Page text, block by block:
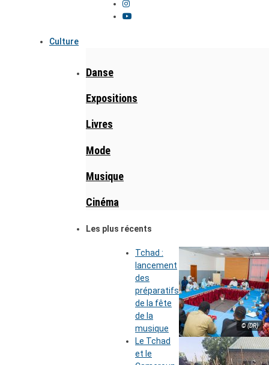
Culture
Danse
Expositions
Livres
Mode
Musique
Cinéma
Les plus récents
© (DR)
Tchad :
lancement
des
préparatifs
de la fête
de la
musique
Le Tchad
et le